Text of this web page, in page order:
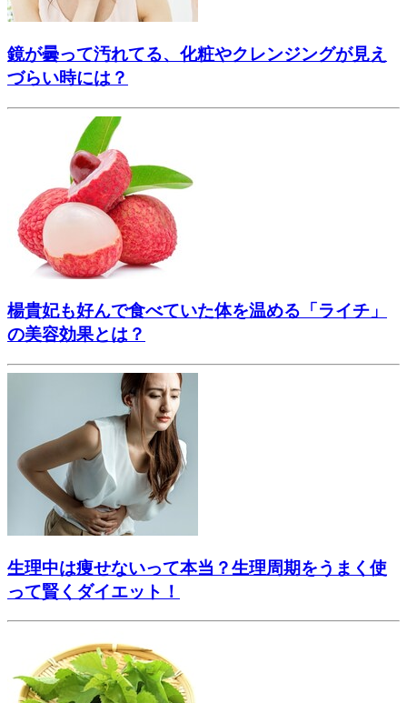
鏡が曇って汚れてる、化粧やクレンジングが見え
づらい時には？
楊貴妃も好んで食べていた体を温める「ライチ」
の美容効果とは？
生理中は痩せないって本当？生理周期をうまく使
って賢くダイエット！